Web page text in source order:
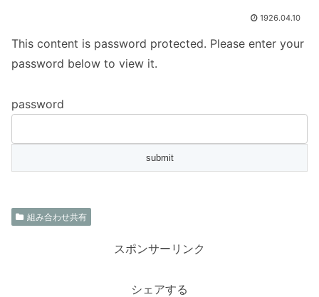
1926.04.10
This content is password protected. Please enter your
password below to view it.
password
組み合わせ共有
スポンサーリンク
シェアする